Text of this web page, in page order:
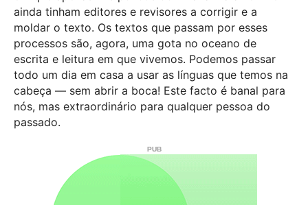
ainda tinham editores e revisores a corrigir e a
moldar o texto. Os textos que passam por esses
processos são, agora, uma gota no oceano de
escrita e leitura em que vivemos. Podemos passar
todo um dia em casa a usar as línguas que temos na
cabeça — sem abrir a boca! Este facto é banal para
nós, mas extraordinário para qualquer pessoa do
passado.